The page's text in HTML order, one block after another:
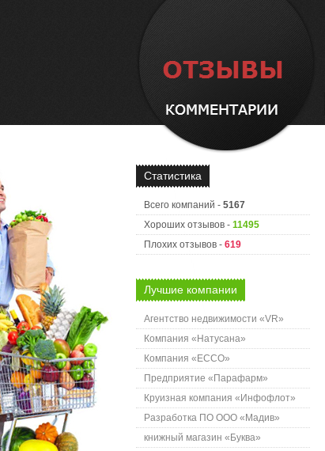
Статистика
Всего компаний - 5167
Хороших отзывов - 11495
Плохих отзывов - 619
Лучшие компании
Агентство недвижимости «VR»
Компания «Натусана»
Компания «ECCO»
Предприятие «Парафарм»
Круизная компания «Инфофлот»
Разработка ПО ООО «Мадив»
книжный магазин «Буква»